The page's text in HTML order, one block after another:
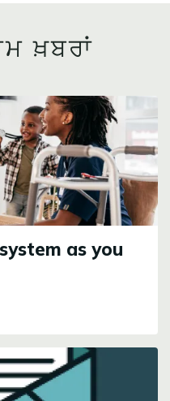
ਖ਼ਬਰਾਂ
as you